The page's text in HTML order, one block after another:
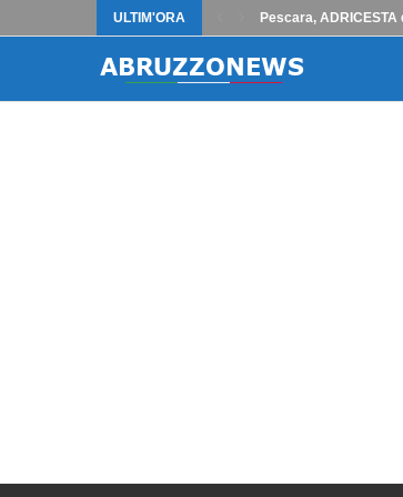
ULTIM'ORA Pescara,